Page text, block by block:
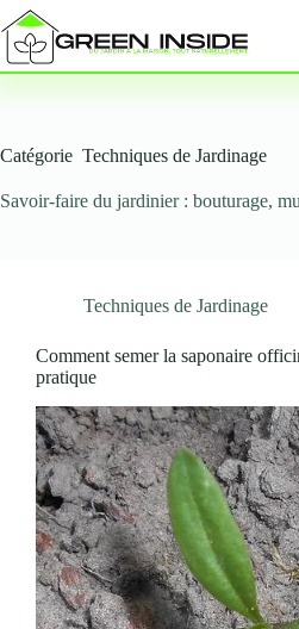
Passer
au
contenu
Catégorie Techniques de Jardinage
Savoir-faire du jardinier : bouturage,
Techniques de Jardinage
Comment semer la saponaire
pratique